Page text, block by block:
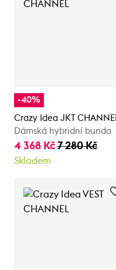
-40%
Crazy Idea JKT CHANNEL
Dámská hybridní bunda
4 368 Kč 7 280 Kč
Skladem